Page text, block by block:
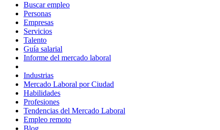
Buscar empleo
Personas
Empresas
Servicios
Talento
Guía salarial
Informe del mercado laboral
Industrias
Mercado Laboral por Ciudad
Habilidades
Profesiones
Tendencias del Mercado Laboral
Empleo remoto